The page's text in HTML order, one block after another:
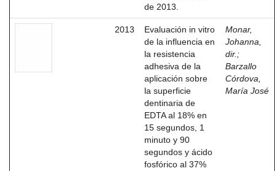
de 2013.
2013
Evaluación in vitro
de la influencia en
la resistencia
adhesiva de la
aplicación sobre
la superficie
dentinaria de
EDTA al 18% en
15 segundos, 1
minuto y 90
segundos y ácido
fosfórico al 37%
Monar,
Johanna,
dir. ;
Barzallo
Córdova,
María José